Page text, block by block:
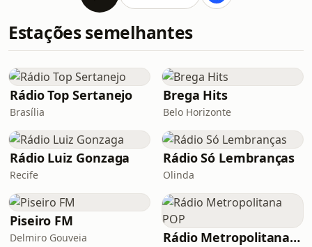
Estações semelhantes
Rádio Top Sertanejo
Brasília
Brega Hits
Belo Horizonte
Rádio Luiz Gonzaga
Recife
Rádio Só Lembranças
Olinda
Piseiro FM
Delmiro Gouveia Rádio Metropolitana POP